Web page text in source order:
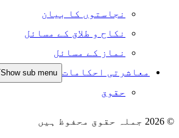
نجاستوں کا بیان
نکاح و طلاق کے مسائل
نماز کے مسائل
معاشرتی احکامات Show sub menu
حقوق
© 2026 جملہ حقوق محفوظ ہیں